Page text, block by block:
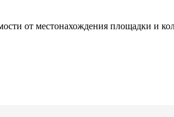
от местонахождения площадки